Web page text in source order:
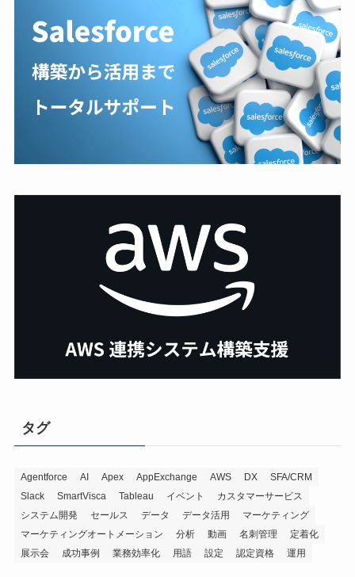
タグ
Agentforce AI Apex AppExchange AWS DX
SFA/CRM
Slack
SmartVisca Tableau イベント
カスタマーサービス
システム開発
セールス データ データ活用
マーケティング
マーケティングオートメーション
分析 動画 名刺管理
定着化
展示会
成功事例 業務効率化 用語 設定 認定資格 運用